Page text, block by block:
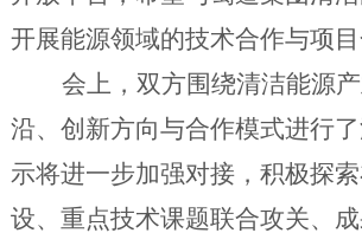
开展能源领域的技术合作与项目
会上， 双方围绕清洁能源
沿、创新方向与合作模式进行
示将进一步加强对接，积极探
设、 重点技术课题联合攻关、